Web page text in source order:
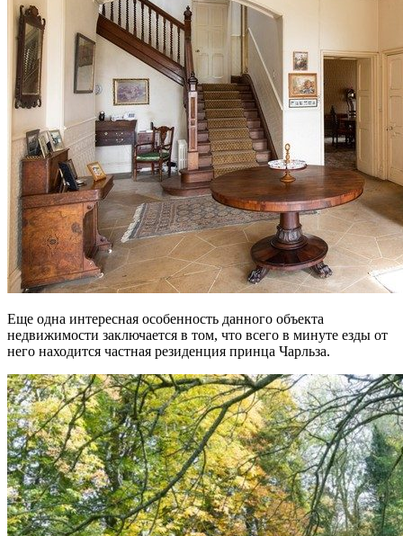
Еще одна интересная особенность данного объекта
недвижимости заключается в том, что всего в минуте езды от
него находится частная резиденция принца Чарльза.